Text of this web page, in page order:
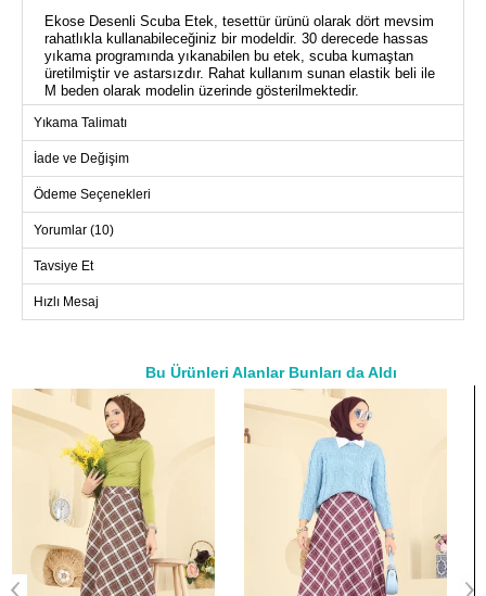
Ekose Desenli Scuba Etek, tesettür ürünü olarak dört mevsim
rahatlıkla kullanabileceğiniz bir modeldir. 30 derecede hassas
yıkama programında yıkanabilen bu etek, scuba kumaştan
üretilmiştir ve astarsızdır. Rahat kullanım sunan elastik beli ile
M beden olarak modelin üzerinde gösterilmektedir.
Beden
Boy
XXL
90
Yıkama Talimatı
İade ve Değişim
Ödeme Seçenekleri
Yorumlar (10)
Tavsiye Et
Hızlı Mesaj
Bu Ürünleri Alanlar Bunları da Aldı
a>